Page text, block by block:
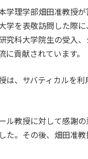
理学部畑田准教授
学を表敬訪問した際
究科大学院生の受入
貢献されています。
は、サバティカルを
ル教授に対して感謝
た。その後、畑田准